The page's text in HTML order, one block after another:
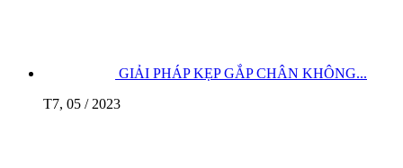
GIẢI PHÁP KẸP GẮP CHÂN KHÔNG...
T7, 05 / 2023